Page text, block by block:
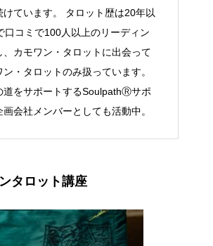
けています。 タロット歴は20年以
口コミで100人以上のリーディン
、カモワン・タロットに出会って
・タロットのみ扱っています。
道をサポートするSoulpathⓇサポ
会社メンバーとしても活動中。
タロット講座